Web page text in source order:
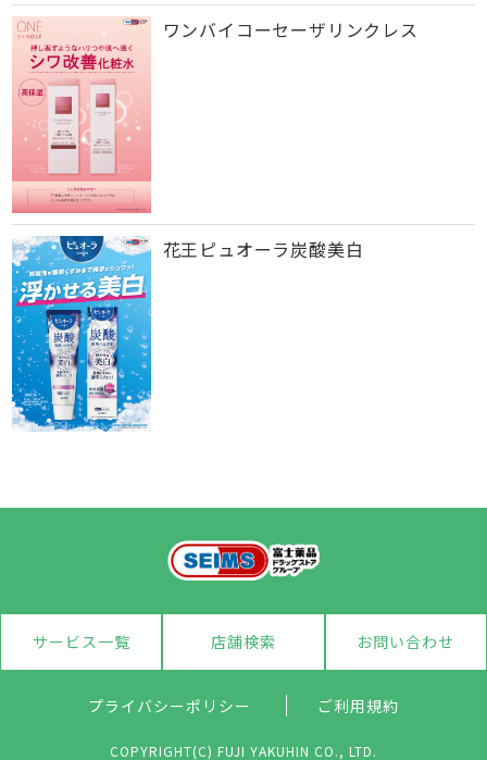
ワンバイコーセーザリンクレス
花王ピュオーラ炭酸美白
サービス一覧 店舗検索 お問い合わせ
プライバシーポリシー ご利用規約
COPYRIGHT(C) FUJI YAKUHIN CO., LTD.